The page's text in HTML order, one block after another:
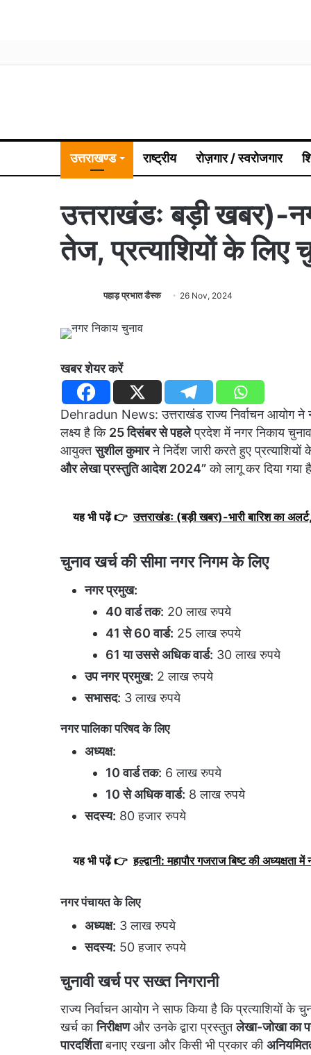
उत्तराखण्ड राष्ट्रीय रोज़गार / स्वरोजगार
उत्तराखंडः बड़ी खबर)-
तेज, प्रत्याशियों के लिए
पहाड़ प्रभात डैस्क 26 Nov, 2024
खबर शेयर करें
Dehradun News: उत्तराखंड राज्य निर्वाचन आयोग ने
लक्ष्य है कि 25 दिसंबर से पहलेप्रदेश में नगर निकाय
आयुक्तसुशील कुमारने निर्देश जारी करते हुए प्रत्याशियों
और लेखा प्रस्तुति आदेश 2024”को लागू कर दिया गया
यह भी पढ़ें 👉 उत्तराखंडः (बड़ी खबर)-भारी बारिश का
चुनाव खर्च की सीमा नगर निगम के लिए
नगर प्रमुख:
40 वार्ड तक: 20 लाख रुपये
41 से 60 वार्ड: 25 लाख रुपये
61 या उससे अधिक वार्ड: 30 लाख रुपये
उप नगर प्रमुख: 2 लाख रुपये
सभासद: 3 लाख रुपये
नगर पालिका परिषद के लिए
अध्यक्ष:
10 वार्ड तक: 6 लाख रुपये
10 से अधिक वार्ड: 8 लाख रुपये
सदस्य: 80 हजार रुपये
यह भी पढ़ें 👉 हल्द्वानी: महापौर गजराज बिष्ट की
नगर पंचायत के लिए
अध्यक्ष: 3 लाख रुपये
सदस्य: 50 हजार रुपये
चुनावी खर्च पर सख्त निगरानी
राज्य निर्वाचन आयोग ने साफ किया है कि प्रत्याशियों के
खर्च कानिरीक्षणऔर उनके द्वारा प्रस्तुतलेखा-जोखा का
पारदर्शिताबनाए रखना और किसी भी प्रकार की